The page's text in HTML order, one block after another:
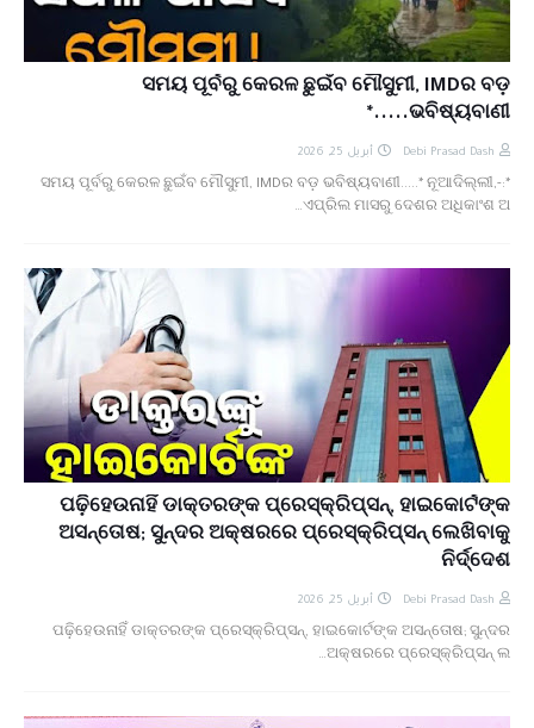
ସମୟ ପୂର୍ବରୁ କେରଳ ଛୁଇଁବ ମୌସୁମୀ, IMDର ବଡ଼
ଭବିଷ୍ୟବାଣୀ.....*
Debi Prasad Dash أبريل 25, 2026
*ସମୟ ପୂର୍ବରୁ କେରଳ ଛୁଇଁବ ମୌସୁମୀ, IMDର ବଡ଼ ଭବିଷ୍ୟବାଣୀ.....* ନୂଆଦିଲ୍ଲୀ,-:
ଏପ୍ରିଲ ମାସରୁ ଦେଶର ଅଧିକାଂଶ ଅ…
ପଢ଼ିହେଉନାହିଁ ଡାକ୍ତରଙ୍କ ପ୍ରେସ୍‌କ୍ରିପ୍‌ସନ୍‌, ହାଇକୋର୍ଟଙ୍କ
ଅସନ୍ତୋଷ; ସୁନ୍ଦର ଅକ୍ଷରରେ ପ୍ରେସ୍‌କ୍ରିପ୍‌ସନ୍‌ ଲେଖିବାକୁ
ନିର୍ଦ୍ଦେଶ
Debi Prasad Dash أبريل 25, 2026
ପଢ଼ିହେଉନାହିଁ ଡାକ୍ତରଙ୍କ ପ୍ରେସ୍‌କ୍ରିପ୍‌ସନ୍‌, ହାଇକୋର୍ଟଙ୍କ ଅସନ୍ତୋଷ; ସୁନ୍ଦର
ଅକ୍ଷରରେ ପ୍ରେସ୍‌କ୍ରିପ୍‌ସନ୍‌ ଲ…